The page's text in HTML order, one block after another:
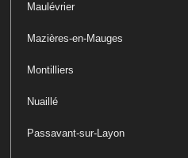
Maulévrier
Mazières-en-Mauges
Montilliers
Nuaillé
Passavant-sur-Layon